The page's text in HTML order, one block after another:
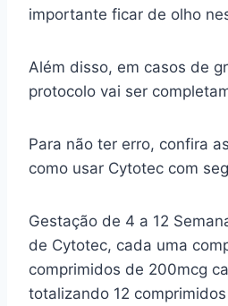
importante ficar de olho
Além disso, em casos de
protocolo vai ser
Para não ter erro, confira
como usar Cytotec com
Gestação de 4 a 12
de Cytotec, cada uma
comprimidos de 200mcg
totalizando 12